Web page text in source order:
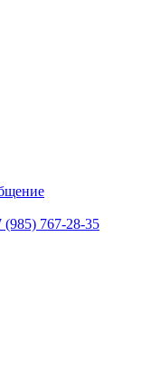
(985) 767-28-35